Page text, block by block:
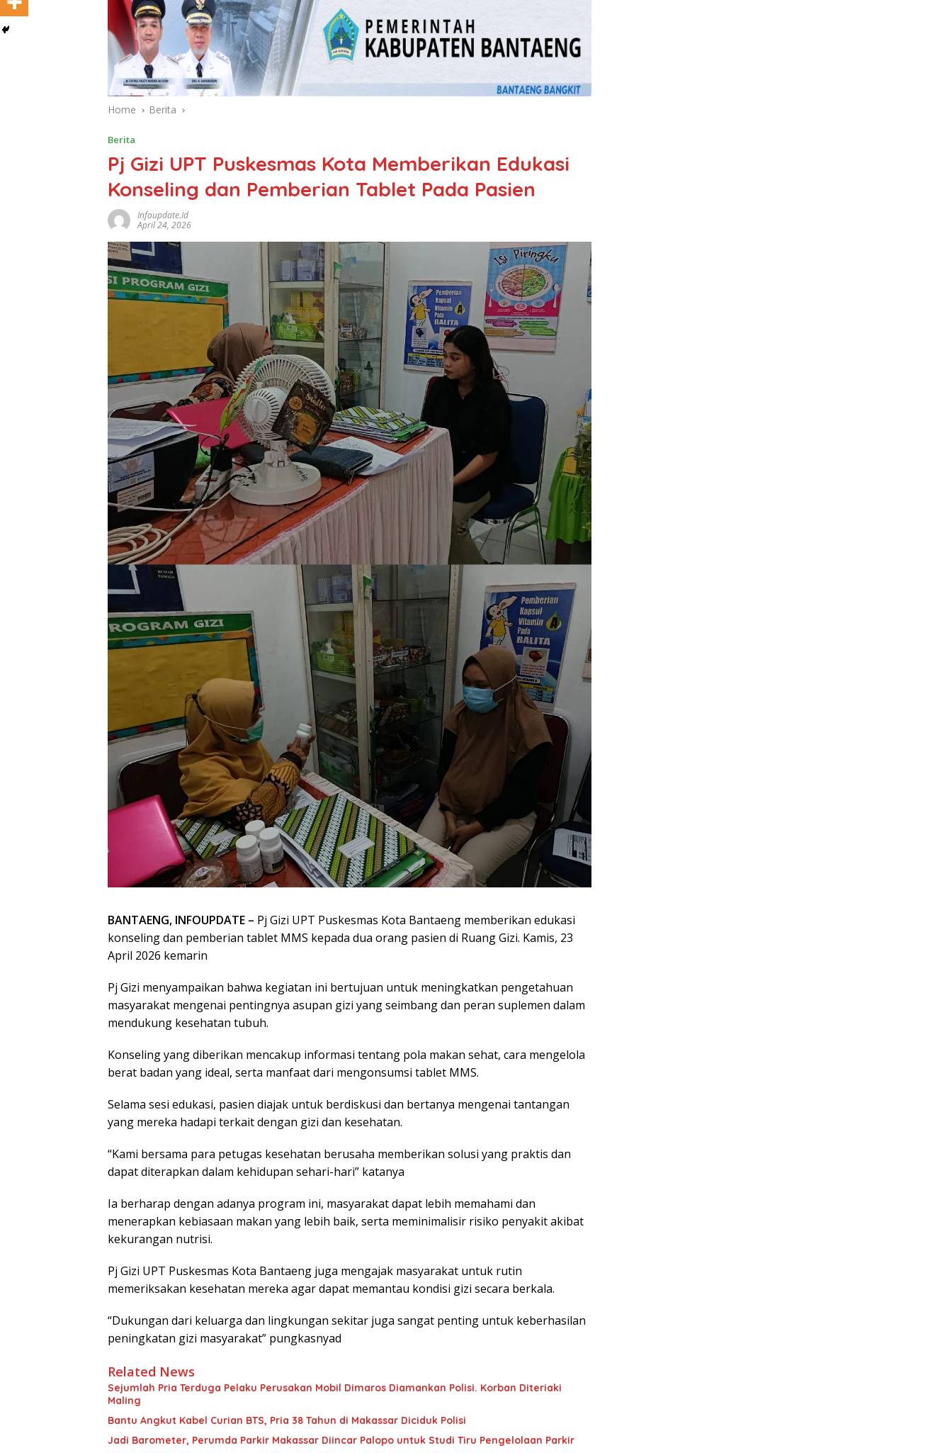
Home Berita
Berita
Pj Gizi UPT Puskesmas Kota Memberikan Edukasi
Konseling dan Pemberian Tablet Pada Pasien
Infoupdate.id
April 24, 2026
BANTAENG, INFOUPDATE – Pj Gizi UPT Puskesmas Kota Bantaeng memberikan edukasi
konseling dan pemberian tablet MMS kepada dua orang pasien di Ruang Gizi. Kamis, 23
April 2026 kemarin
Pj Gizi menyampaikan bahwa kegiatan ini bertujuan untuk meningkatkan pengetahuan
masyarakat mengenai pentingnya asupan gizi yang seimbang dan peran suplemen dalam
mendukung kesehatan tubuh.
Konseling yang diberikan mencakup informasi tentang pola makan sehat, cara mengelola
berat badan yang ideal, serta manfaat dari mengonsumsi tablet MMS.
Selama sesi edukasi, pasien diajak untuk berdiskusi dan bertanya mengenai tantangan
yang mereka hadapi terkait dengan gizi dan kesehatan.
“Kami bersama para petugas kesehatan berusaha memberikan solusi yang praktis dan
dapat diterapkan dalam kehidupan sehari-hari” katanya
Ia berharap dengan adanya program ini, masyarakat dapat lebih memahami dan
menerapkan kebiasaan makan yang lebih baik, serta meminimalisir risiko penyakit akibat
kekurangan nutrisi.
Pj Gizi UPT Puskesmas Kota Bantaeng juga mengajak masyarakat untuk rutin
memeriksakan kesehatan mereka agar dapat memantau kondisi gizi secara berkala.
“Dukungan dari keluarga dan lingkungan sekitar juga sangat penting untuk keberhasilan
peningkatan gizi masyarakat” pungkasnyad
Related News
Sejumlah Pria Terduga Pelaku Perusakan Mobil Dimaros Diamankan Polisi. Korban Diteriaki
Maling
Bantu Angkut Kabel Curian BTS, Pria 38 Tahun di Makassar Diciduk Polisi
Jadi Barometer, Perumda Parkir Makassar Diincar Palopo untuk Studi Tiru Pengelolaan Parkir